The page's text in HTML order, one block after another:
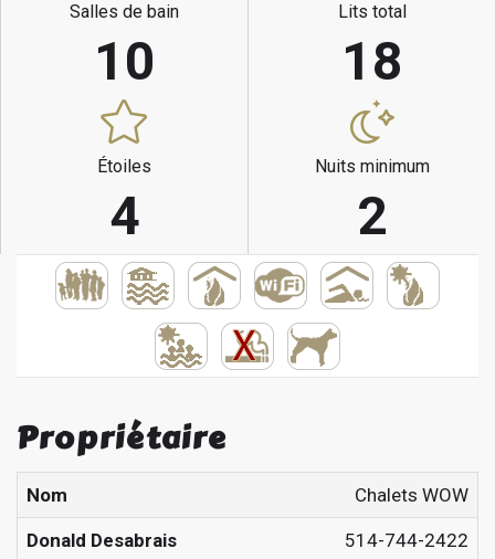
Salles de bain
10
Lits total
18
Étoiles
4
Nuits minimum
2
Propriétaire
Nom Chalets WOW
Donald Desabrais 514-744-2422